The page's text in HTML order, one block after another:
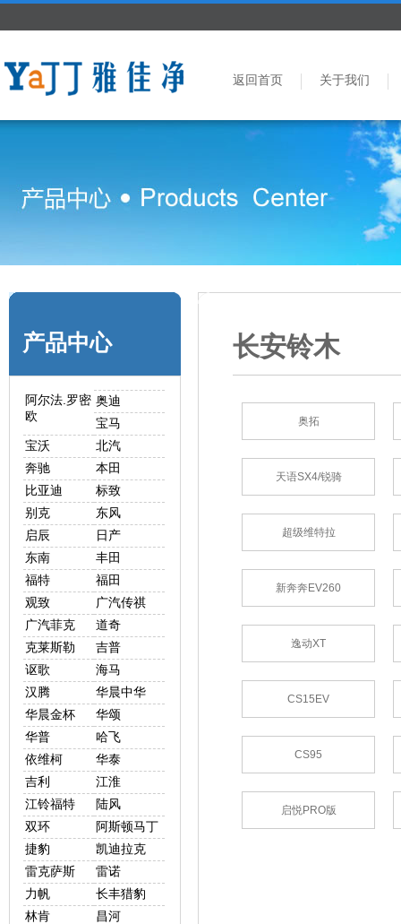
返回首页 关于我们
产品中心
阿尔法.罗密
欧
奥迪
宝马
宝沃
北汽
奔驰
本田
比亚迪
标致
别克
东风
启辰
日产
东南
丰田
福特
福田
观致
广汽传祺
广汽菲克
道奇
克莱斯勒
吉普
讴歌
海马
汉腾
华晨中华
华晨金杯
华颂
华普
哈飞
依维柯
华泰
吉利
江淮
江铃福特
陆风
双环
阿斯顿马丁
捷豹
凯迪拉克
雷克萨斯
雷诺
力帆
长丰猎豹
林肯
昌河
长安铃木
奥拓
天语SX4/锐骑
超级维特拉
新奔奔EV260
逸动XT
CS15EV
CS95
启悦PRO版